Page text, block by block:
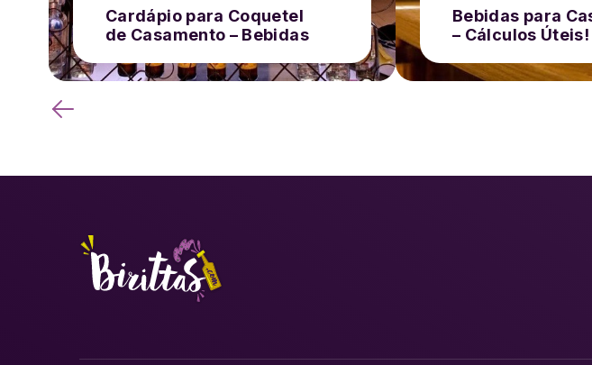
Cardápio para Coquetel
de Casamento – Bebidas
Bebidas para
– Cálculos Úteis!